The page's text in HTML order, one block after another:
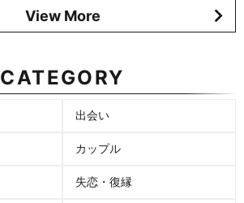
View More
CATEGORY
出会い
カップル
失恋・復縁